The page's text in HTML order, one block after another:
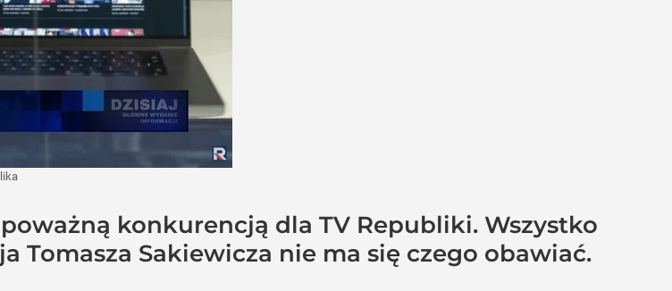
konkurencją dla TV Republiki. Wszystko
Tomasza Sakiewicza nie ma się czego obawiać.